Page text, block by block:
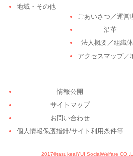
地域・その他
ごあいさつ／運営
沿革
法人概要／組織
アクセスマップ／
情報公開
サイトマップ
お問い合わせ
個人情報保護指針/サイト利用条件等
2017©tasukeaiYUI SocialWelfare